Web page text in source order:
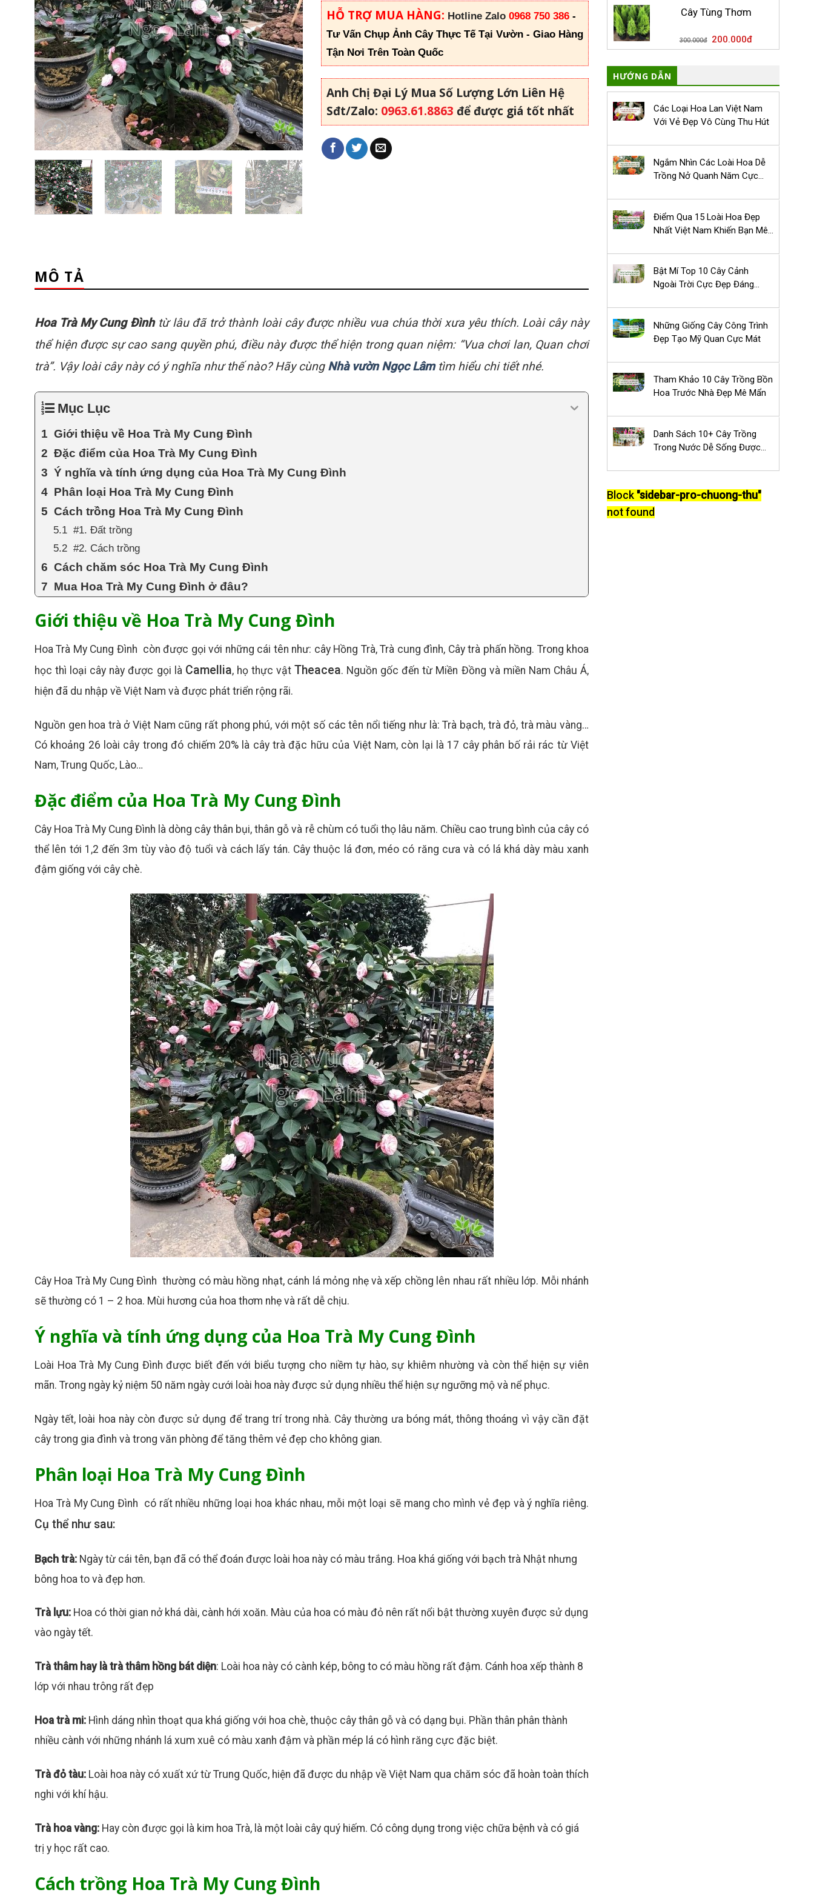
HỖ TRỢ MUA HÀNG: Hotline Zalo 0968 750 386 -
Tư Vấn Chụp Ảnh Cây Thực Tế Tại Vườn - Giao Hàng
Tận Nơi Trên Toàn Quốc
Anh Chị Đại Lý Mua Số Lượng Lớn Liên Hệ
Sđt/Zalo: 0963.61.8863 để được giá tốt nhất
MÔ TẢ
Hoa Trà My Cung Đìnhtừ lâu đã trở thành loài cây được nhiều vua chúa thời xưa yêu thích. Loài cây này
thể hiện được sự cao sang quyền phú, điều này được thể hiện trong quan niệm: “Vua chơi lan, Quan chơi
trà”. Vậy loài cây này có ý nghĩa như thế nào? Hãy cùng Nhà vườn Ngọc Lâmtìm hiểu chi tiết nhé.
Mục Lục
Giới thiệu về Hoa Trà My Cung Đình
Đặc điểm của Hoa Trà My Cung Đình
Ý nghĩa và tính ứng dụng của Hoa Trà My Cung Đình
Phân loại Hoa Trà My Cung Đình
Cách trồng Hoa Trà My Cung Đình
#1. Đất trồng
#2. Cách trồng
Cách chăm sóc Hoa Trà My Cung Đình
Mua Hoa Trà My Cung Đình ở đâu?
Giới thiệu về Hoa Trà My Cung Đình
Hoa Trà My Cung Đình còn được gọi với những cái tên như: cây Hồng Trà, Trà cung đình, Cây trà phấn hồng. Trong khoa
học thì loại cây này được gọi là Camellia, họ thực vật Theacea. Nguồn gốc đến từ Miền Đồng và miền Nam Châu Á,
hiện đã du nhập về Việt Nam và được phát triển rộng rãi.
Nguồn gen hoa trà ở Việt Nam cũng rất phong phú, với một số các tên nổi tiếng như là: Trà bạch, trà đỏ, trà màu vàng…
Có khoảng 26 loài cây trong đó chiếm 20% là cây trà đặc hữu của Việt Nam, còn lại là 17 cây phân bố rải rác từ Việt
Nam, Trung Quốc, Lào…
Đặc điểm của Hoa Trà My Cung Đình
Cây Hoa Trà My Cung Đình là dòng cây thân bụi, thân gỗ và rễ chùm có tuổi thọ lâu năm. Chiều cao trung bình của cây có
thể lên tới 1,2 đến 3m tùy vào độ tuổi và cách lấy tán. Cây thuộc lá đơn, méo có răng cưa và có lá khá dày màu xanh
đậm giống với cây chè.
Cây Hoa Trà My Cung Đình thường có màu hồng nhạt, cánh lá mỏng nhẹ và xếp chồng lên nhau rất nhiều lớp. Mỗi nhánh
sẽ thường có 1 – 2 hoa. Mùi hương của hoa thơm nhẹ và rất dễ chịu.
Ý nghĩa và tính ứng dụng của Hoa Trà My Cung Đình
Loài Hoa Trà My Cung Đình được biết đến với biểu tượng cho niềm tự hào, sự khiêm nhường và còn thể hiện sự viên
mãn. Trong ngày kỷ niệm 50 năm ngày cưới loài hoa này được sử dụng nhiều thể hiện sự ngưỡng mộ và nể phục.
Ngày tết, loài hoa này còn được sử dụng để trang trí trong nhà. Cây thường ưa bóng mát, thông thoáng vì vậy cần đặt
cây trong gia đình và trong văn phòng để tăng thêm vẻ đẹp cho không gian.
Phân loại Hoa Trà My Cung Đình
Hoa Trà My Cung Đình có rất nhiều những loại hoa khác nhau, mỗi một loại sẽ mang cho mình vẻ đẹp và ý nghĩa riêng.
Cụ thể như sau:
Bạch trà: Ngày từ cái tên, bạn đã có thể đoán được loài hoa này có màu trắng. Hoa khá giống với bạch trà Nhật nhưng
bông hoa to và đẹp hơn.
Trà lựu: Hoa có thời gian nở khá dài, cành hới xoăn. Màu của hoa có màu đỏ nên rất nổi bật thường xuyên được sử dụng
vào ngày tết.
Trà thâm hay là trà thâm hồng bát diện: Loài hoa này có cành kép, bông to có màu hồng rất đậm. Cánh hoa xếp thành 8
lớp với nhau trông rất đẹp
Hoa trà mi: Hình dáng nhìn thoạt qua khá giống với hoa chè, thuộc cây thân gỗ và có dạng bụi. Phần thân phân thành
nhiều cành với những nhánh lá xum xuê có màu xanh đậm và phần mép lá có hình răng cực đặc biệt.
Trà đỏ tàu: Loài hoa này có xuất xứ từ Trung Quốc, hiện đã được du nhập về Việt Nam qua chăm sóc đã hoàn toàn thích
nghi với khí hậu.
Trà hoa vàng: Hay còn được gọi là kim hoa Trà, là một loài cây quý hiếm. Có công dụng trong việc chữa bệnh và có giá
trị y học rất cao.
Cách trồng Hoa Trà My Cung Đình
Cây Tùng Thơm
300.000đ 200.000đ
HƯỚNG DẪN
Các Loại Hoa Lan Việt Nam
Với Vẻ Đẹp Vô Cùng Thu Hút
Ngắm Nhìn Các Loài Hoa Dễ
Trồng Nở Quanh Năm Cực
Điểm Qua 15 Loài Hoa Đẹp
Nhất Việt Nam Khiến Bạn Mê
Bật Mí Top 10 Cây Cảnh
Ngoài Trời Cực Đẹp Đáng
Những Giống Cây Công Trình
Đẹp Tạo Mỹ Quan Cực Mát
Tham Khảo 10 Cây Trồng Bồn
Hoa Trước Nhà Đẹp Mê Mẩn
Danh Sách 10+ Cây Trồng
Trong Nước Dễ Sống Được
Block "sidebar-pro-chuong-thu"
not found